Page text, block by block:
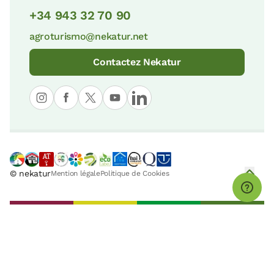
+34 943 32 70 90
agroturismo@nekatur.net
Contactez Nekatur
© nekaturMention légalePolitique de Cookies